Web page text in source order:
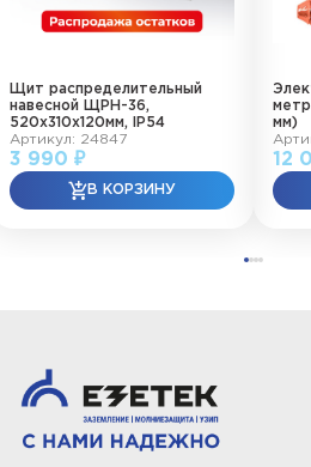
Щит распределительный
навесной ЩРН-36,
520х310х120мм, IP54
Артикул: 24847
3 990 ₽
мм)
12